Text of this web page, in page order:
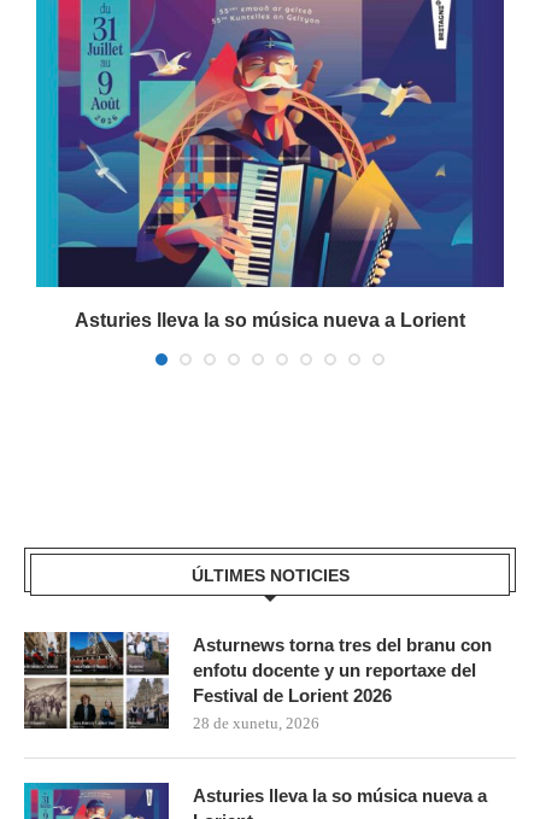
Asturies lleva la so música nueva a Lorient
ÚLTIMES NOTICIES
Asturnews torna tres del branu con
enfotu docente y un reportaxe del
Festival de Lorient 2026
28 de xunetu, 2026
Asturies lleva la so música nueva a